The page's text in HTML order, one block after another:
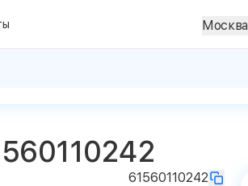
Москва
61560110242